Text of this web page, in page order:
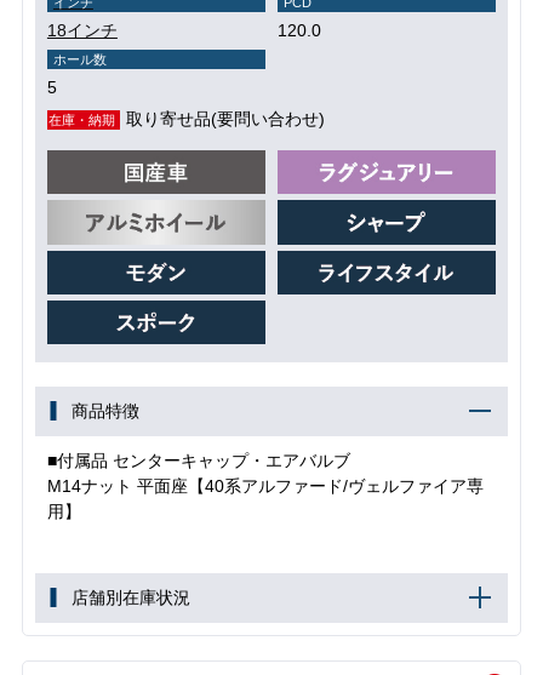
インチ
18インチ
PCD
120.0
ホール数
5
在庫・納期 取り寄せ品(要問い合わせ)
商品特徴
■付属品 センターキャップ・エアバルブ
M14ナット 平面座【40系アルファード/ヴェルファイア専
用】
店舗別在庫状況